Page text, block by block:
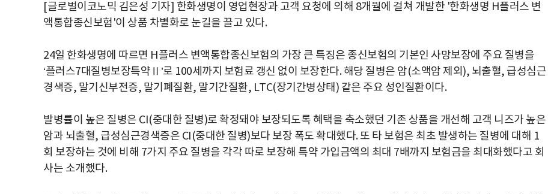
[글로벌이코노믹 김은성 기자] 한화생명이 영업현장과 고객 요청에 의해 8개월에 걸쳐 개발한 '한화생명 H플러스 변
액통합종신보험'이 상품 차별화로 눈길을 끌고 있다.
24일 한화생명에 따르면 H플러스 변액통합종신보험의 가장 큰 특징은 종신보험의 기본인 사망보장에 주요 질병을
‘플러스7대질병보장특약Ⅱ’로 100세까지 보험료 갱신 없이 보장한다. 해당 질병은 암(소액암 제외), 뇌출혈, 급성심근
경색증, 말기신부전증, 말기폐질환, 말기간질환, LTC(장기간병상태) 같은 주요 성인질환이다.
발병률이 높은 질병은 CI(중대한 질병)로 확정돼야 보장되도록 혜택을 축소했던 기존 상품을 개선해 고객 니즈가 높은
암과 뇌출혈, 급성심근경색증은 CI(중대한 질병)보다 보장 폭도 확대했다. 또 타 보험은 최초 발생하는 질병에 대해 1
회 보장하는 것에 비해 7가지 주요 질병을 각각 따로 보장해 특약 가입금액의 최대 7배까지 보험금을 최대화했다고 회
사는 소개했다.